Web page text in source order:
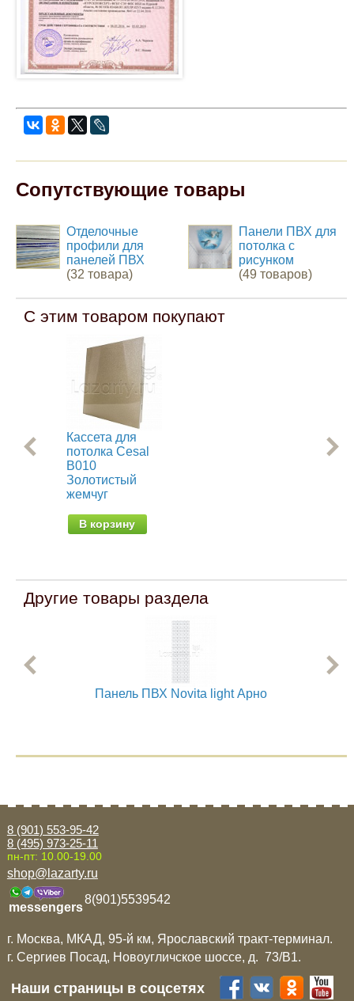
Сопутствующие товары
Отделочные
профили для
панелей ПВХ
(32 товара)
Панели ПВХ для
потолка с
рисунком
(49 товаров)
С этим товаром покупают
Кассета для
потолка Cesal
B010
Золотистый
жемчуг
В корзину
Другие товары раздела
Панель ПВХ Novita light Арно
8 (901) 553-95-42
8 (495) 973-25-11
пн-пт: 10.00-19.00
shop@lazarty.ru
messengers
8(901)5539542
г. Москва, МКАД, 95-й км, Ярославский тракт-терминал.
г. Сергиев Посад, Новоугличское шоссе, д. 73/B1.
Наши страницы в соцсетях